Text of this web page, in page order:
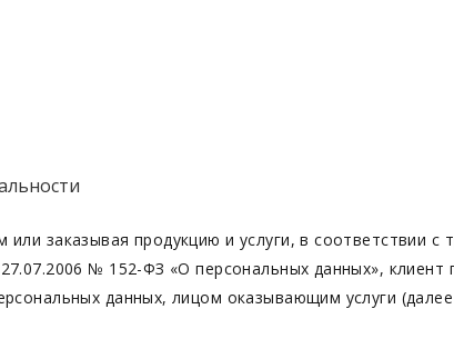
или заказывая продукцию и услуги, в соответствии с
№ 152-ФЗ «О персональных данных», клиент
данных, лицом оказывающим услуги